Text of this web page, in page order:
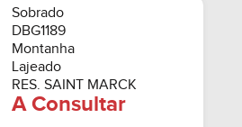
Sobrado
DBG1189
Montanha
Lajeado
RES. SAINT MARCK
A Consultar